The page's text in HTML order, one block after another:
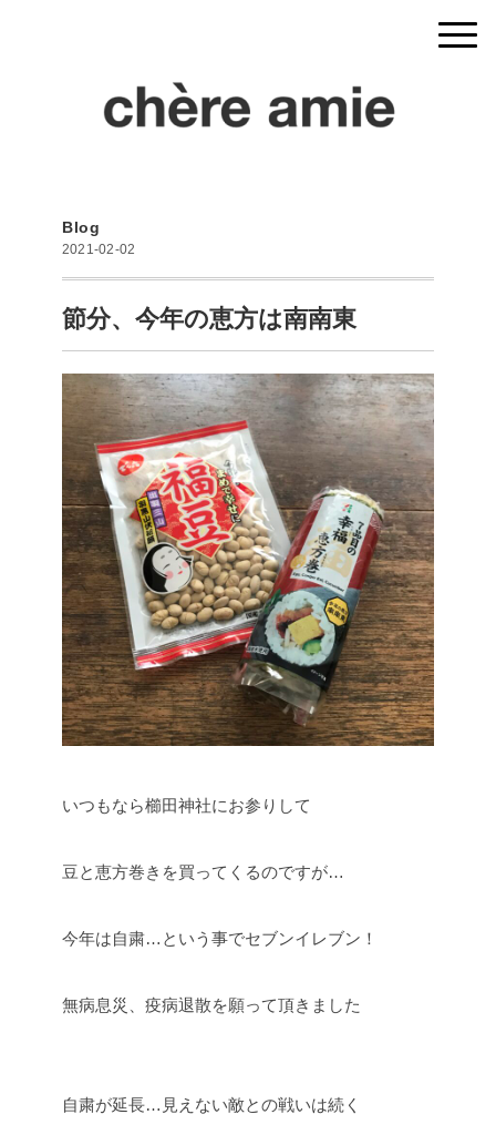
Blog
2021-02-02
節分、今年の恵方は南南東
いつもなら櫛田神社にお参りして
豆と恵方巻きを買ってくるのですが…
今年は自粛…という事でセブンイレブン！
無病息災、疫病退散を願って頂きました
自粛が延長…見えない敵との戦いは続く